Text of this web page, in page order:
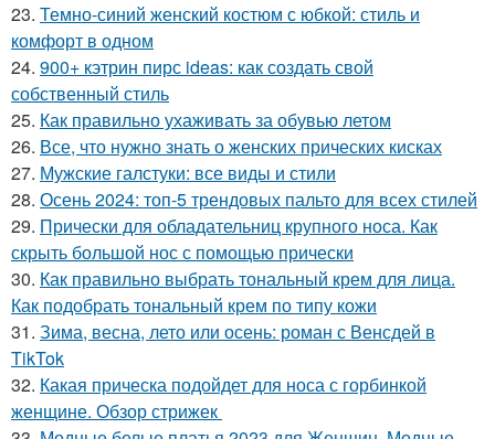
23. Темно-синий женский костюм с юбкой: стиль и
комфорт в одном
24. 900+ кэтрин пирс ideas: как создать свой
собственный стиль
25. Как правильно ухаживать за обувью летом
26. Все, что нужно знать о женских прических кисках
27. Мужские галстуки: все виды и стили
28. Осень 2024: топ-5 трендовых пальто для всех стилей
29. Прически для обладательниц крупного носа. Как
скрыть большой нос с помощью прически
30. Как правильно выбрать тональный крем для лица.
Как подобрать тональный крем по типу кожи
31. Зима, весна, лето или осень: роман с Венсдей в
TikTok
32. Какая прическа подойдет для носа с горбинкой
женщине. Обзор стрижек